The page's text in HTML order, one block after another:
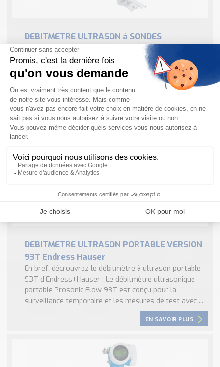
DEBITMETRE ULTRASON à SONDES
AMOVIBLES EXTERIEURES VERSION 93W
Endress Hauser
En bref, décrouvez le Débitmètre à ultrason 93W
d’Endress+Hauser : Le capteur à clamper Prosonic
Flow W a été conçu spécialement pour les applications
d’eau et d’eaux usées. Combiné au transmetteur ...
EN SAVOIR PLUS
DEBITMETRE ULTRASON PORTABLE VERSION
93T Endress Hauser
En bref, décrouvrez le débitmètre à ultrason portable
93T d’Endress+Hauser : Le débitmètre ultrasonique
portable Prosonic Flow 93T est conçu pour la
surveillance temporaire et les mesures de test avec ...
EN SAVOIR PLUS